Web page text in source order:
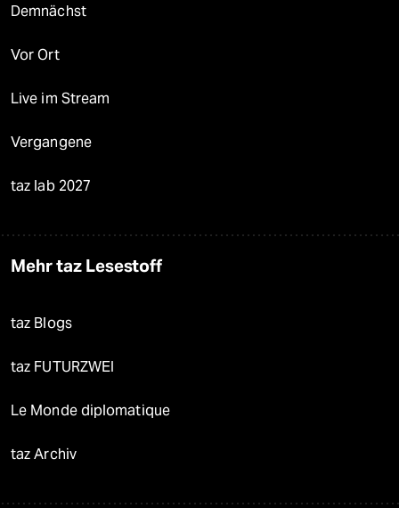
Demnächst
Vor Ort
Live im Stream
Vergangene
taz lab 2027
Mehr taz Lesestoff
taz Blogs
taz FUTURZWEI
Le Monde diplomatique
taz Archiv